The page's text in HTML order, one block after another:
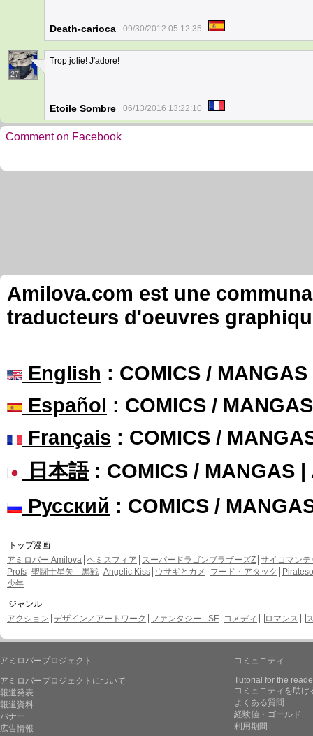
Death-carioca 09/30/2012 05:12:35
27
Trop jolie! J'adore!
Etoile Sombre 06/13/2016 13:22:10
Comment on Facebook
Amilova.com est une
traducteurs d'oeuvres
English : COMICS /
Español : COMICS /
Français : COMICS /
日本語: COMICS / MANGAS |
Русский : COMICS /
トップ漫画
アミロバー Amilova ヘミスフィア スーパードラゴンブラザーズZ サイコマンテ
Profs 聖闘士星矢 黒戦 Angelic Kiss ウサギとカメ フード・アタック
少年
ジャンル
アクション デザイン／アートワーク ファンタジー - SF コメディ ロマンス
アミロバープロジェクト
アミロバープロジェクトについて
報道発表
報道資料
バナー
広告情報
コミュニティ
Tutorial for the
コミュニティを助け
よくある質問
経験値・ゴールド
利用期間